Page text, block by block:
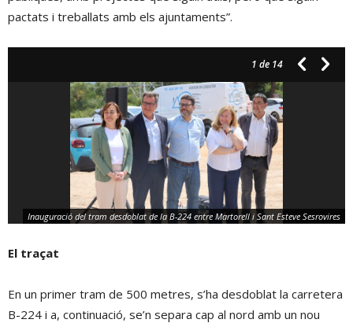
pactats i treballats amb els ajuntaments”.
1 de 14
Inauguració del tram desdoblat de la B-224 entre Martorell i Sant Esteve Sesrovires
El traçat
En un primer tram de 500 metres, s’ha desdoblat la carretera
B-224 i a, continuació, se’n separa cap al nord amb un nou